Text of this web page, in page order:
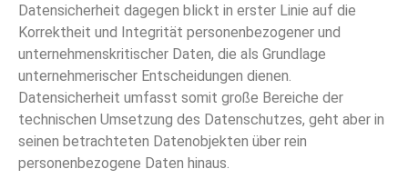
Datensicherheit dagegen blickt in erster Linie auf die
Korrektheit und Integrität personenbezogener und
unternehmenskritischer Daten, die als Grundlage
unternehmerischer Entscheidungen dienen.
Datensicherheit umfasst somit große Bereiche der
technischen Umsetzung des Datenschutzes, geht aber in
seinen betrachteten Datenobjekten über rein
personenbezogene Daten hinaus.